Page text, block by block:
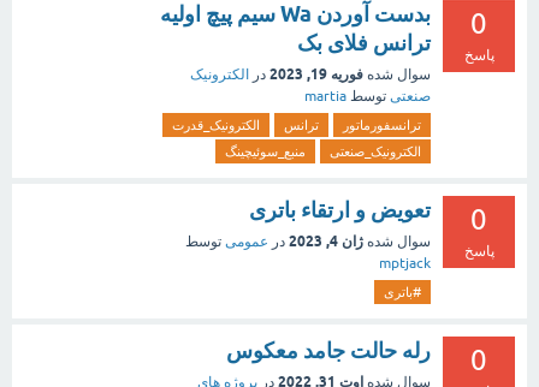
0
پاسخ
بدست آوردن Wa سیم پیچ اولیه
ترانس فلای بک
سوال شده فوریه 19, 2023 در
الکترونیک
صنعتی توسط martia
ترانسفورماتور ترانس
الکترونیک_قدرت
الکترونیک_صنعتی
منبع_سوئیچینگ
0
پاسخ
تعویض و ارتقاء باتری
سوال شده ژان 4, 2023 در عمومی توسط
mptjack
#باتری
0 رله حالت جامد معکوس
سوال شده اوت 31, 2022 در پروژه های